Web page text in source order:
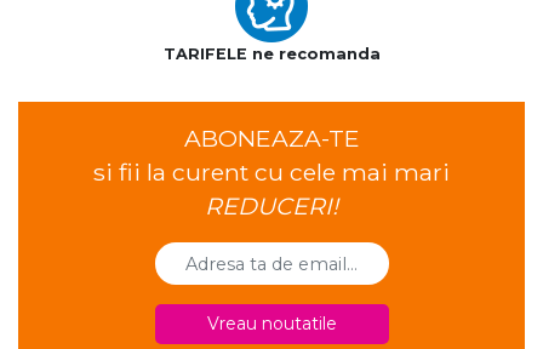
TARIFELE ne recomanda
ABONEAZA-TE
si fii la curent cu cele mai mari
REDUCERI!
Vreau noutatile